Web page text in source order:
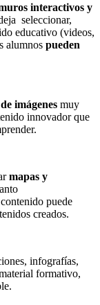
interactivos y
seleccionar,
educativo (videos,
alumnos pueden
imágenes muy
innovador que
mapas y
puede
creados.
infografías,
formativo,